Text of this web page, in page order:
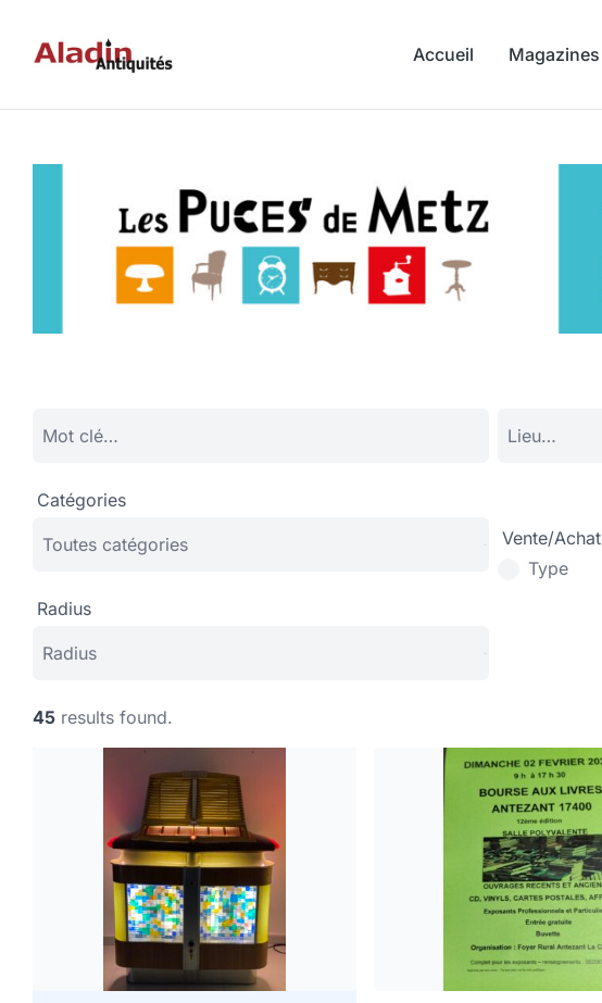
Accueil Magazines
Catégories
Vente/Achat
Type
Radius
45 results found.